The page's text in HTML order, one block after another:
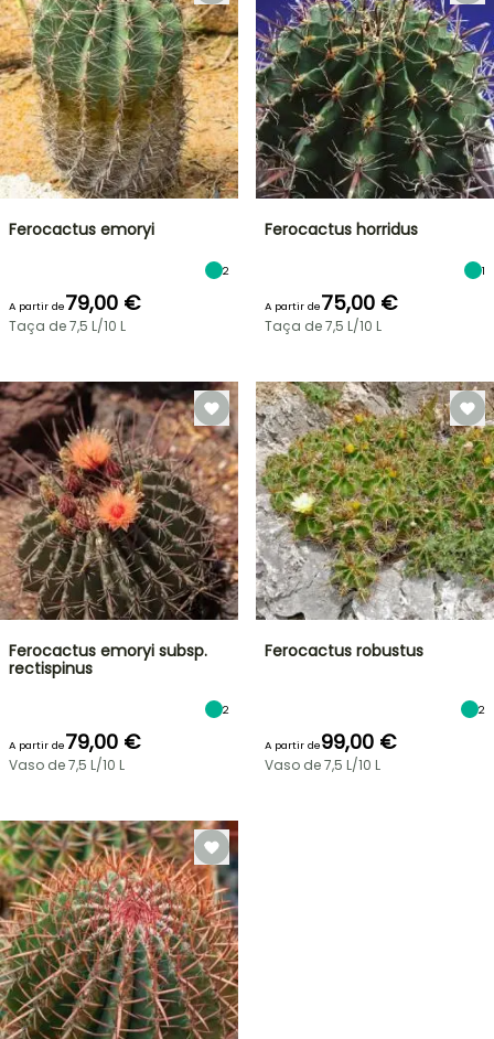
Ferocactus emoryi
2
A partir de79,00 €
Taça de 7,5 L/10 L
Ferocactus horridus
1
A partir de75,00 €
Taça de 7,5 L/10 L
Ferocactus emoryi subsp.
rectispinus
2
A partir de79,00 €
Vaso de 7,5 L/10 L
Ferocactus robustus
2
A partir de99,00 €
Vaso de 7,5 L/10 L